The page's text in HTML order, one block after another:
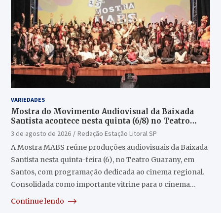
VARIEDADES
Mostra do Movimento Audiovisual da Baixada
Santista acontece nesta quinta (6/8) no Teatro
Guarany
3 de agosto de 2026
Redação Estação Litoral SP
A Mostra MABS reúne produções audiovisuais da Baixada
Santista nesta quinta-feira (6), no Teatro Guarany, em
Santos, com programação dedicada ao cinema regional.
Consolidada como importante vitrine para o cinema…
Continue lendo